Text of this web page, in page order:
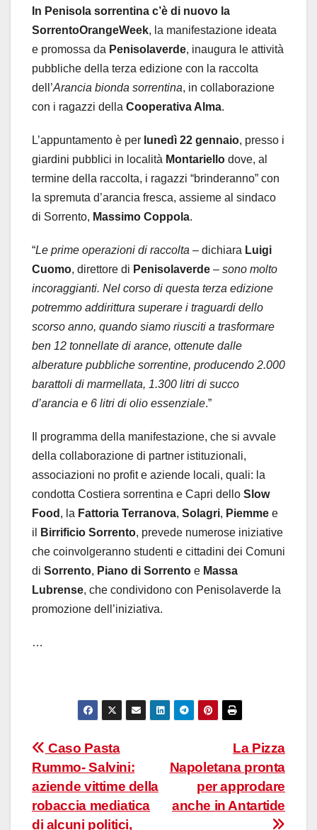
In Penisola sorrentina c’è di nuovo la
SorrentoOrangeWeek, la manifestazione ideata
e promossa da Penisolaverde, inaugura le attività
pubbliche della terza edizione con la raccolta
dell’Arancia bionda sorrentina, in collaborazione
con i ragazzi della Cooperativa Alma.
L’appuntamento è per lunedì 22 gennaio, presso i
giardini pubblici in località Montariello dove, al
termine della raccolta, i ragazzi “brinderanno” con
la spremuta d’arancia fresca, assieme al sindaco
di Sorrento, Massimo Coppola.
“Le prime operazioni di raccolta – dichiara Luigi
Cuomo, direttore di Penisolaverde – sono molto
incoraggianti. Nel corso di questa terza edizione
potremmo addirittura superare i traguardi dello
scorso anno, quando siamo riusciti a trasformare
ben 12 tonnellate di arance, ottenute dalle
alberature pubbliche sorrentine, producendo 2.000
barattoli di marmellata, 1.300 litri di succo
d’arancia e 6 litri di olio essenziale.”
Il programma della manifestazione, che si avvale
della collaborazione di partner istituzionali,
associazioni no profit e aziende locali, quali: la
condotta Costiera sorrentina e Capri dello Slow
Food , la Fattoria Terranova, Solagri, Piemme e
il
Birrificio Sorrento, prevede numerose iniziative
che coinvolgeranno studenti e cittadini dei Comuni
di Sorrento, Piano di Sorrento e Massa
Lubrense, che condividono con Penisolaverde la
promozione dell’iniziativa.
…
Navigazione
articoli
La Pizza
Napoletana pronta
per approdare
anche in Antartide
Caso Pasta
Rummo- Salvini:
aziende vittime della
robaccia mediatica
di alcuni politici,